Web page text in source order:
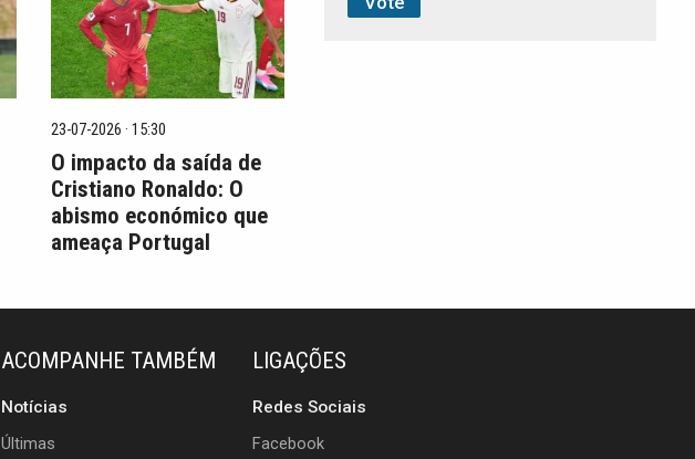
23-07-2026 · 15:30
O impacto da saída de
Cristiano Ronaldo: O
abismo económico que
ameaça Portugal
ACOMPANHE TAMBÉM
Notícias
Últimas
LIGAÇÕES
Redes Sociais
Facebook